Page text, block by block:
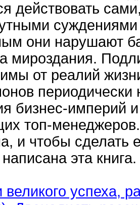
действовать
суждениями
они нарушают
мироздания.
от реалий
бизнес-империй
топ-
и чтобы сделать
эта книга.
великого успеха,